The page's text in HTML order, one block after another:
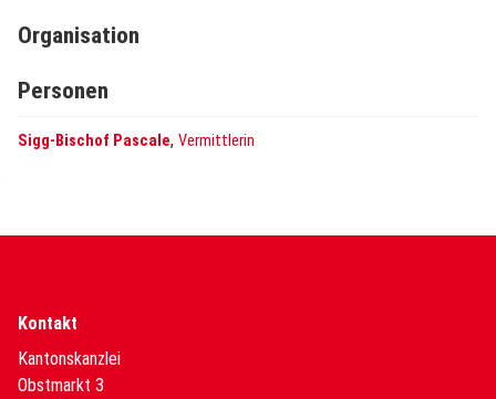
Organisation
Personen
Sigg-Bischof Pascale, Vermittlerin
Kontakt
Kantonskanzlei
Obstmarkt 3